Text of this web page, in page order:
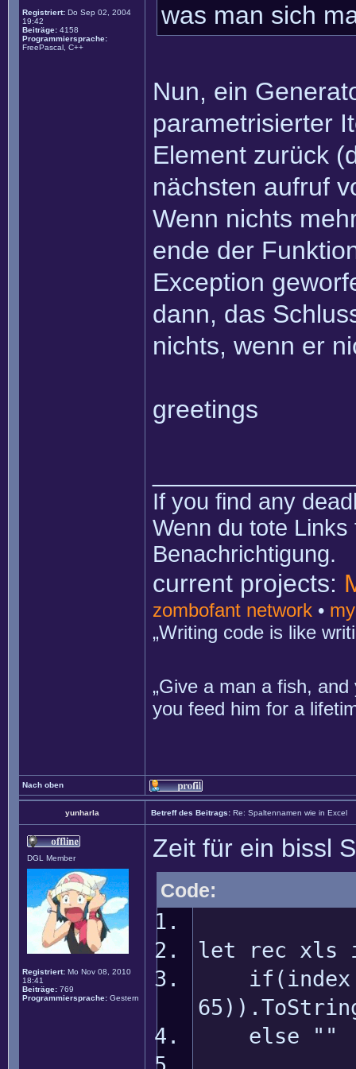
Registriert: Do Sep 02, 2004
19:42
Beiträge: 4158
Programmiersprache:
FreePascal, C++
was man sich
Nun, ein
parametrisierter
Element zurück
nächsten aufruf
Wenn nichts
ende der
Exception
dann, das
nichts, wenn er
greetings
If you find any
Wenn du tote
Benachrichtigung.
current projects:
zombofant network •
„Writing code is like
„Give a man a fish,
you feed him for a
Nach oben
yunharla Betreff des Beitrags: Re: Spaltennamen wie in Excel
DGL Member
Registriert: Mo Nov 08, 2010
18:41
Beiträge: 769
Programmiersprache: Gestern
Zeit für ein bissl
Code:
let rec xls
if(index
else ""